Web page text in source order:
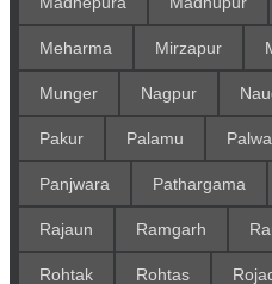
Meharma Mirzapur
Munger Nagpur
Pakur Palamu
Panjwara Pathargama
Rajaun Ramgarh
Rohtak Rohtas